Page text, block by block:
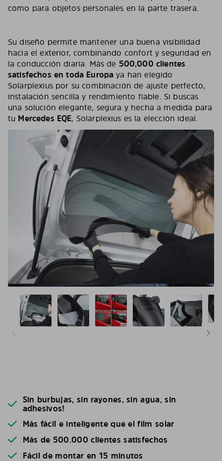
como para objetos personales en la parte trasera.
Su diseño permite mantener una buena visibilidad
hacia el exterior, combinando confort y seguridad en
la conducción diaria. Más de 500,000 clientes
satisfechos en toda Europa ya han elegido
Solarplexius por su combinación de ajuste perfecto,
instalación sencilla y rendimiento fiable. Si buscas
una solución elegante, segura y hecha a medida para
tu Mercedes EQE, Solarplexius es la elección ideal.
Sin burbujas, sin rayones, sin agua, sin
adhesivos!
Más fácil e inteligente que el film solar
Más de 500.000 clientes satisfechos
Fácil de montar en 15 minutos